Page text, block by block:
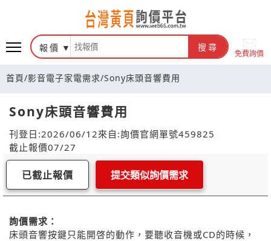
報價 搜尋
免費詢價
首頁/影音電子家電需求/Sony床頭音響費用
Sony床頭音響費用
刊登日:2026/06/12來自:詢價官網單號459825
截止報價07/27
已截止報價 提交類似詢價需求
詢價需求：
床頭音響按鍵只能開啓的動作，要聽收音機或CD的時候，